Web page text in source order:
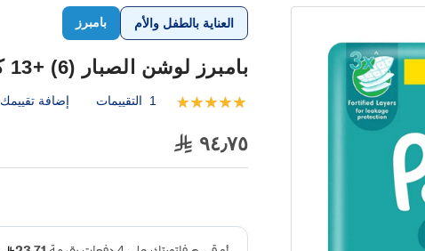
العناية بالطفل والأم بامبرز
بامبرز لوشن الصبار (6) +13 كيلو 36 حفاضة
تقييم:
1 التقييمات إضافة تقييمك
٩٤٫٧٥